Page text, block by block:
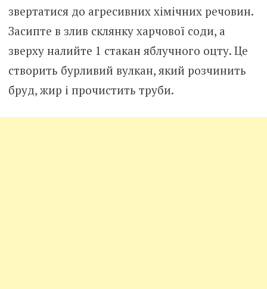
звертатися до агресивних хімічних речовин.
Засипте в злив склянку харчової соди, а
зверху налийте 1 стакан яблучного оцту. Це
створить бурливий вулкан, який розчинить
бруд, жир і прочистить труби.